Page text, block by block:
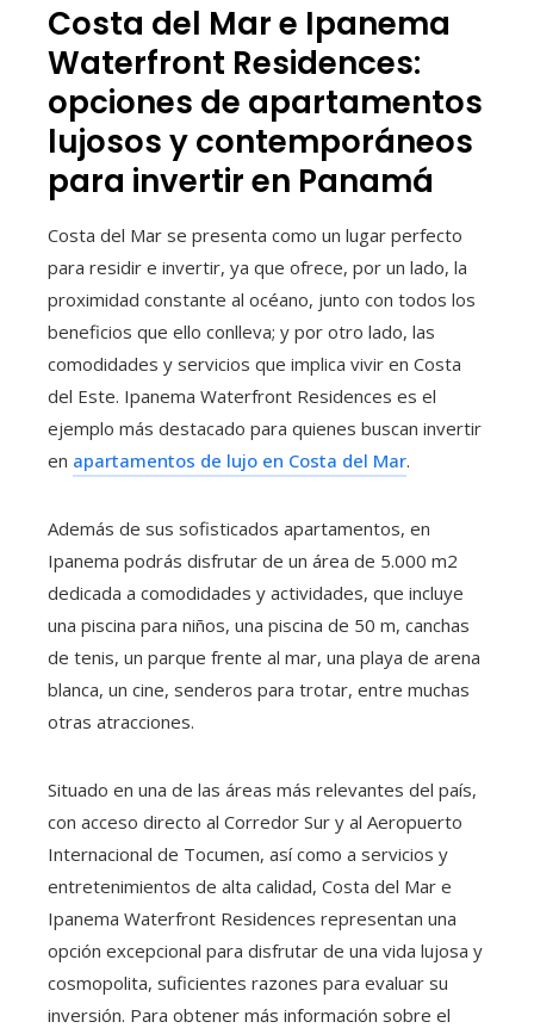
Costa del Mar e Ipanema
Waterfront Residences:
opciones de apartamentos
lujosos y contemporáneos
para invertir en Panamá
Costa del Mar se presenta como un lugar perfecto
para residir e invertir, ya que ofrece, por un lado, la
proximidad constante al océano, junto con todos los
beneficios que ello conlleva; y por otro lado, las
comodidades y servicios que implica vivir en Costa
del Este. Ipanema Waterfront Residences es el
ejemplo más destacado para quienes buscan invertir
en apartamentos de lujo en Costa del Mar.
Además de sus sofisticados apartamentos, en
Ipanema podrás disfrutar de un área de 5.000 m2
dedicada a comodidades y actividades, que incluye
una piscina para niños, una piscina de 50 m, canchas
de tenis, un parque frente al mar, una playa de arena
blanca, un cine, senderos para trotar, entre muchas
otras atracciones.
Situado en una de las áreas más relevantes del país,
con acceso directo al Corredor Sur y al Aeropuerto
Internacional de Tocumen, así como a servicios y
entretenimientos de alta calidad, Costa del Mar e
Ipanema Waterfront Residences representan una
opción excepcional para disfrutar de una vida lujosa y
cosmopolita, suficientes razones para evaluar su
inversión. Para obtener más información sobre el